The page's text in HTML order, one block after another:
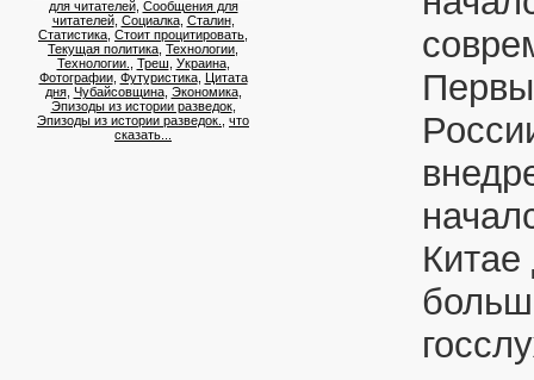
для читателей, Сообщения для
читателей, Социалка, Сталин,
Статистика Стоит процитировать
Текущая политика Технологии
Технологии.
Треш Украина,
Фотографии, Футуристика, Цитата
дня, Чубайсовщина, Экономика,
Эпизоды из истории разведок,
Эпизоды из истории разведок.
что
сказать...